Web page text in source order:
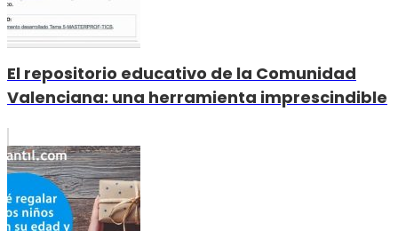
El repositorio educativo de la Comunidad
Valenciana: una herramienta imprescindible